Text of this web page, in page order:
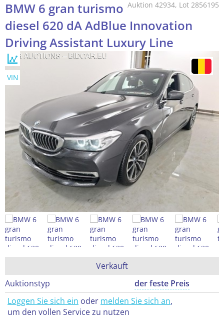
Auktion 42934, Lot 2856195
BMW 6 gran turismo
diesel 620 dA AdBlue Innovation
Driving Assistant Luxury Line
VIN
Verkauft
Auktionstyp
der feste Preis
Loggen Sie sich ein oder melden Sie sich an,
um den vollen Service zu nutzen